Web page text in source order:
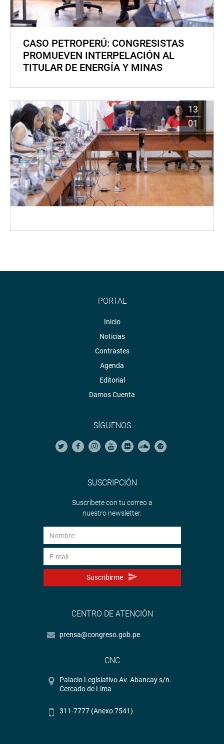
CASO PETROPERÚ: CONGRESISTAS
PROMUEVEN INTERPELACIÓN AL
TITULAR DE ENERGÍA Y MINAS
13
01
PORTAL
Inicio
Noticias
Contrastes
Agenda
Editorial
Damos Cuenta
SÍGUENOS
SUSCRIPCIÓN
Suscríbete con tu correo a
nuestro newsletter.
Suscribirme
CENTRO DE ATENCIÓN
prensa@congreso.gob.pe
CNC
Palacio Legislativo Av. Abancay s/n.
Cercado de Lima
311-7777 (Anexo 7541)